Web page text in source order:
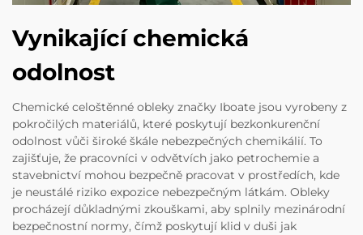
Vynikající chemická
odolnost
Chemické celoštěnné obleky značky Iboate jsou vyrobeny z
pokročilých materiálů, které poskytují bezkonkurenční
odolnost vůči široké škále nebezpečných chemikálií. To
zajišťuje, že pracovníci v odvětvích jako petrochemie a
stavebnictví mohou bezpečně pracovat v prostředích, kde
je neustálé riziko expozice nebezpečným látkám. Obleky
procházejí důkladnými zkouškami, aby splnily mezinárodní
bezpečnostní normy, čímž poskytují klid v duši jak